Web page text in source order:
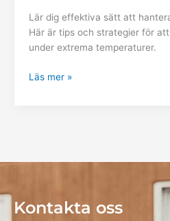
Lär dig effektiva sätt att
Här är tips och strategier för
under extrema temperaturer.
Läs mer »
Kontakta oss